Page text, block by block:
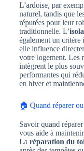
L’ardoise, par
naturel, tandis que
réputées pour leur
traditionnelle. L’
également un critère
elle influence
votre logement. Les
intègrent le plus
performantes qui
en hiver et
🏠 Quand réparer
Savoir quand
vous aide à
La réparation du